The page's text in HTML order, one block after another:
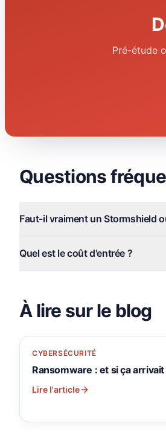
Pré-étude
Questions
Faut-il vraiment un Stormshield
Quel est le coût d'entrée ?
À lire sur le blog
CYBERSÉCURITÉ
Ransomware : et si ça
Lire l'article